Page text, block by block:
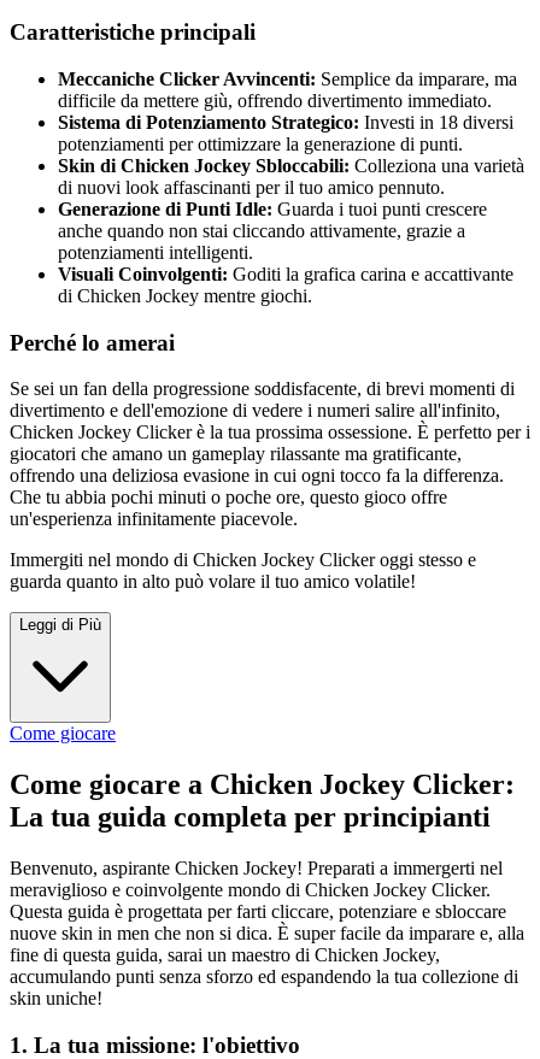
Caratteristiche principali
Meccaniche Clicker Avvincenti: Semplice da imparare, ma
difficile da mettere giù, offrendo divertimento immediato.
Sistema di Potenziamento Strategico: Investi in 18 diversi
potenziamenti per ottimizzare la generazione di punti.
Skin di Chicken Jockey Sbloccabili: Colleziona una varietà
di nuovi look affascinanti per il tuo amico pennuto.
Generazione di Punti Idle: Guarda i tuoi punti crescere
anche quando non stai cliccando attivamente, grazie a
potenziamenti intelligenti.
Visuali Coinvolgenti: Goditi la grafica carina e accattivante
di Chicken Jockey mentre giochi.
Perché lo amerai
Se sei un fan della progressione soddisfacente, di brevi momenti di
divertimento e dell'emozione di vedere i numeri salire all'infinito,
Chicken Jockey Clicker è la tua prossima ossessione. È perfetto per i
giocatori che amano un gameplay rilassante ma gratificante,
offrendo una deliziosa evasione in cui ogni tocco fa la differenza.
Che tu abbia pochi minuti o poche ore, questo gioco offre
un'esperienza infinitamente piacevole.
Immergiti nel mondo di Chicken Jockey Clicker oggi stesso e
guarda quanto in alto può volare il tuo amico volatile!
Leggi di Più
Come giocare
Come giocare a Chicken Jockey Clicker:
La tua guida completa per principianti
Benvenuto, aspirante Chicken Jockey! Preparati a immergerti nel
meraviglioso e coinvolgente mondo di Chicken Jockey Clicker.
Questa guida è progettata per farti cliccare, potenziare e sbloccare
nuove skin in men che non si dica. È super facile da imparare e, alla
fine di questa guida, sarai un maestro di Chicken Jockey,
accumulando punti senza sforzo ed espandendo la tua collezione di
skin uniche!
1. La tua missione: l'obiettivo